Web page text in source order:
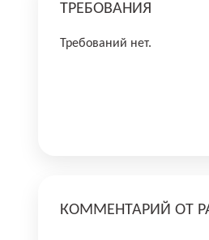
ТРЕБОВАНИЯ
Требований нет.
КОММЕНТАРИЙ ОТ